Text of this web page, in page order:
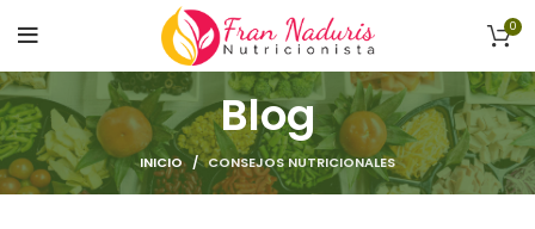
0
Blog
INICIO CONSEJOS NUTRICIONALES